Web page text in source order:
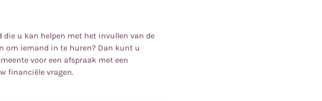
u kan helpen met het invullen van de
om iemand in te huren? Dan kunt u
voor een afspraak met een
financiële vragen.